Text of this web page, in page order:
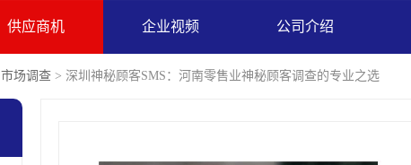
供应商机 企业视频 公司介绍
市场调查 > 深圳神秘顾客SMS：河南零售业神秘顾客调查的专业之选